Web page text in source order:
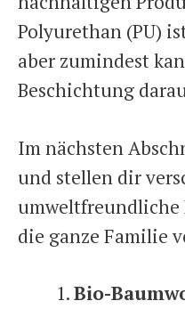
Polyurethan (PU)
aber zumindest
Beschichtung
Im nächsten
und stellen dir
umweltfreundliche
die ganze Familie
Bio-